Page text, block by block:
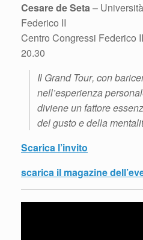
Cesare de Seta–
Federico II
Centro Congressi Federico
20.30
Il Grand Tour, con
nell’esperienza
diviene un fattore
del gusto e della
Scarica l’invito
scarica il magazine